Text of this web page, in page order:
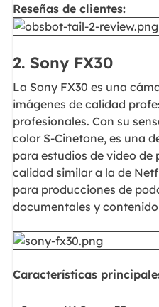
Reseñas de clientes:
2. Sony FX30
La Sony FX30 es una
imágenes de calidad
profesionales. Con su
color S-Cinetone, es una
para estudios de video
calidad similar a la de
para producciones de
documentales y
Características